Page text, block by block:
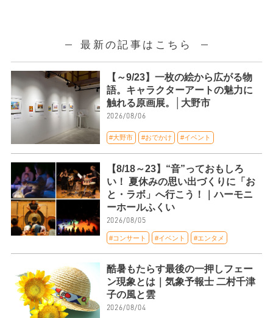
最新の記事はこちら
【～9/23】一枚の絵から広がる物
語。キャラクターアートの魅力に
触れる原画展。│大野市
2026/08/06
#大野市 #おでかけ #イベント
【8/18～23】“音”っておもしろ
い！ 夏休みの思い出づくりに「お
と・ラボ」へ行こう！｜ハーモニ
ーホールふくい
2026/08/05
#コンサート #イベント #エンタメ
酷暑もたらす最後の一押しフェー
ン現象とは｜気象予報士 二村千津
子の風と雲
2026/08/04